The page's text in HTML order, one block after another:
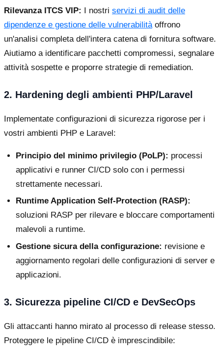
Rilevanza ITCS VIP: I nostri servizi di audit delle
dipendenze e gestione delle vulnerabilità offrono
un'analisi completa dell'intera catena di fornitura software.
Aiutiamo a identificare pacchetti compromessi, segnalare
attività sospette e proporre strategie di remediation.
2. Hardening degli ambienti PHP/Laravel
Implementate configurazioni di sicurezza rigorose per i
vostri ambienti PHP e Laravel:
Principio del minimo privilegio (PoLP): processi
applicativi e runner CI/CD solo con i permessi
strettamente necessari.
Runtime Application Self-Protection (RASP):
soluzioni RASP per rilevare e bloccare comportamenti
malevoli a runtime.
Gestione sicura della configurazione: revisione e
aggiornamento regolari delle configurazioni di server e
applicazioni.
3. Sicurezza pipeline CI/CD e DevSecOps
Gli attaccanti hanno mirato al processo di release stesso.
Proteggere le pipeline CI/CD è imprescindibile: